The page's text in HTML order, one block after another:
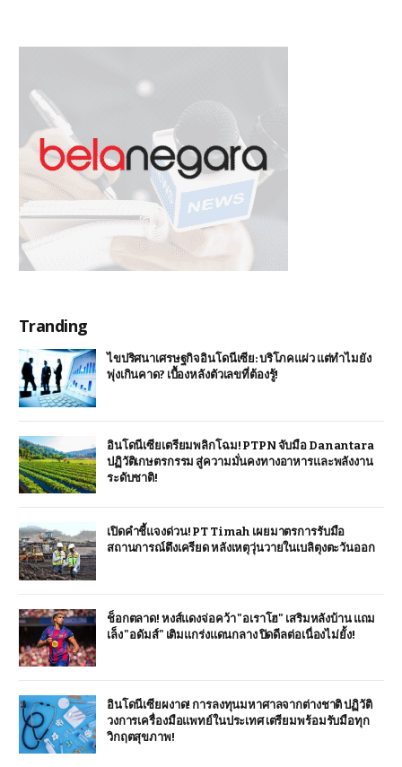
Tranding
ไขปริศนาเศรษฐกิจอินโดนีเซีย: บริโภคแผ่ว แต่ทำไมยัง
พุ่งเกินคาด? เบื้องหลังตัวเลขที่ต้องรู้!
อินโดนีเซียเตรียมพลิกโฉม! PTPN จับมือ Danantara
ปฏิวัติเกษตรกรรม สู่ความมั่นคงทางอาหารและพลังงาน
ระดับชาติ!
เปิดคำชี้แจงด่วน! PT Timah เผยมาตรการรับมือ
สถานการณ์ตึงเครียด หลังเหตุวุ่นวายในเบลิตุงตะวันออก
ช็อกตลาด! หงส์แดงจ่อคว้า "อเราโฮ" เสริมหลังบ้าน แถม
เล็ง "อดัมส์" เติมแกร่งแดนกลาง ปิดดีลต่อเนื่องไม่ยั้ง!
อินโดนีเซียผงาด! การลงทุนมหาศาลจากต่างชาติ ปฏิวัติ
วงการเครื่องมือแพทย์ในประเทศ เตรียมพร้อมรับมือทุก
วิกฤตสุขภาพ!